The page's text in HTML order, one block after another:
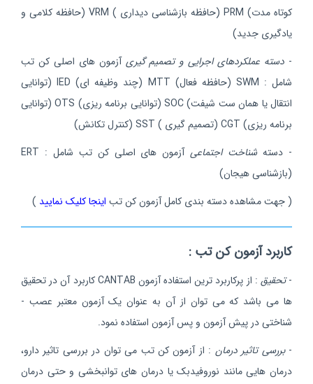
کوتاه مدت) PRM (حافظه بازشناسی دیداری ) VRM (حافظه کلامی و
یادگیری جدید)
- دسته عملکردهای اجرایی و تصمیم گیری آزمون های اصلی کن تب
شامل : SWM (حافظه فعال) MTT (چند وظیفه ای) IED (توانایی
انتقال یا همان ست شیفت) SOC (توانایی برنامه ریزی) OTS (توانایی
برنامه ریزی) CGT (تصمیم گیری ) SST (کنترل تکانش)
- دسته شناخت اجتماعی
آزمون های اصلی کن تب شامل : ERT
(بازشناسی هیجان)
( جهت مشاهده دسته بندی کامل آزمون کن تب اینجا کلیک نمایید )
کاربرد آزمون کن تب :
-تحقیق
: از پرکاربرد ترین استفاده آزمون CANTAB کاربرد آن در تحقیق
ها می باشد که می توان از آن به عنوان یک آزمون معتبر عصب -
شناختی در پیش آزمون و پس آزمون استفاده نمود.
-بررسی تاثیر درمان : از آزمون کن تب می توان در بررسی تاثیر دارو،
درمان هایی مانند نوروفیدبک یا درمان های توانبخشی و حتی درمان